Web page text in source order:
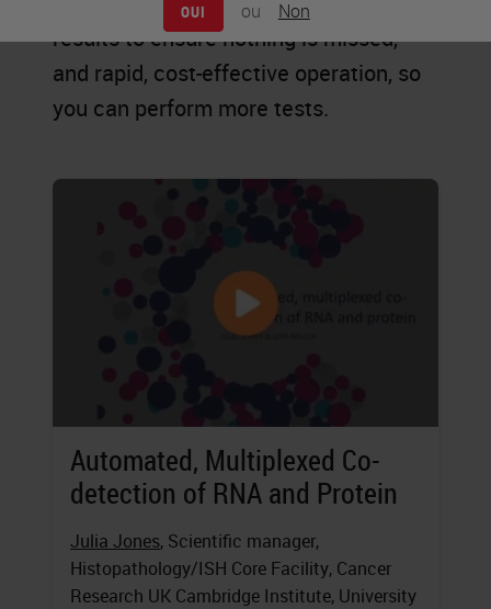
OUI ou Non
results to ensure nothing is missed,
and rapid, cost-effective operation, so
you can perform more tests.
Automated, Multiplexed Co-
detection of RNA and Protein
Julia Jones, Scientific manager,
Histopathology/ISH Core Facility, Cancer
Research UK Cambridge Institute, University